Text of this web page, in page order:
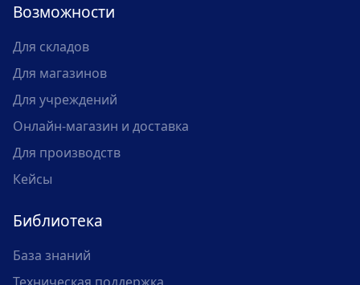
Возможности
Для складов
Для магазинов
Для учреждений
Онлайн-магазин и доставка
Для производств
Кейсы
Библиотека
База знаний